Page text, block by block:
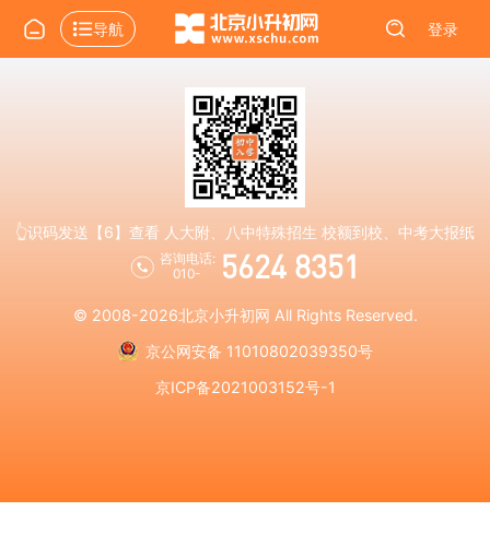
导航 登录
👆识码发送【6】查看 人大附、八中特殊招生 校额到校、中考大报纸
咨询电话:
010-
5624 8351
© 2008-2026北京小升初网 All Rights Reserved.
京公网安备 11010802039350号
京ICP备2021003152号-1